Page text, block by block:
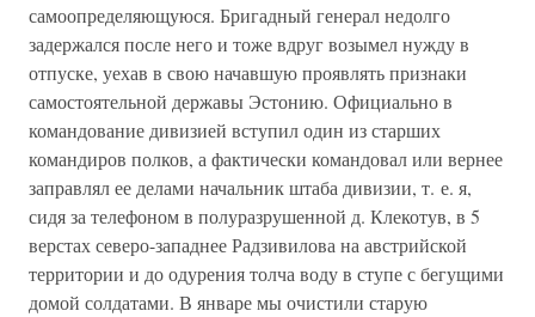
самоопределяющуюся. Бригадный генерал недолго
задержался после него и тоже вдруг возымел нужду в
отпуске, уехав в свою начавшую проявлять признаки
самостоятельной державы Эстонию. Официально в
командование дивизией вступил один из старших
командиров полков, а фактически командовал или вернее
заправлял ее делами начальник штаба дивизии, т. е. я,
сидя за телефоном в полуразрушенной д. Клекотув, в 5
верстах северо-западнее Радзивилова на австрийской
территории и до одурения толча воду в ступе с бегущими
домой солдатами. В январе мы очистили старую